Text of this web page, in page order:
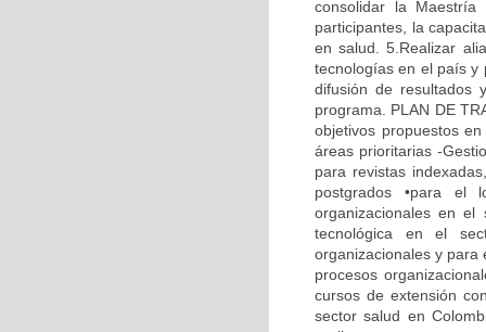
consolidar la Maestría
participantes, la
en salud. 5.Realizar
tecnologías en el país y
difusión de resultados
programa. PLAN DE
objetivos propuestos
áreas prioritarias -
para revistas
postgrados •para el
organizacionales en
tecnológica en el
organizacionales y para
procesos
cursos de extensión
sector salud en